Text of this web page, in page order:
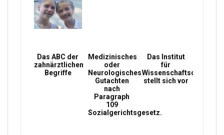
Das ABC der
zahnärztlichen
Begriffe
Medizinisches
oder
Neurologisches
Gutachten
nach
Paragraph
109
Sozialgerichtsgesetz.
Das Institut
für
stellt sich vor